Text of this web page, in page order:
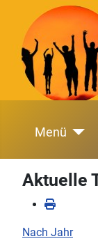
Menü
Aktuelle
Nach Jahr